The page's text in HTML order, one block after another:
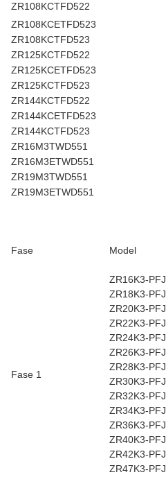
ZR108KCTFD522
ZR108KCETFD523
ZR108KCTFD523
ZR125KCTFD522
ZR125KCETFD523
ZR125KCTFD523
ZR144KCTFD522
ZR144KCETFD523
ZR144KCTFD523
ZR16M3TWD551
ZR16M3ETWD551
ZR19M3TWD551
ZR19M3ETWD551
Fase Model
Fase 1
ZR16K3-PFJ
ZR18K3-PFJ
ZR20K3-PFJ
ZR22K3-PFJ
ZR24K3-PFJ
ZR26K3-PFJ
ZR28K3-PFJ
ZR30K3-PFJ
ZR32K3-PFJ
ZR34K3-PFJ
ZR36K3-PFJ
ZR40K3-PFJ
ZR42K3-PFJ
ZR47K3-PFJ